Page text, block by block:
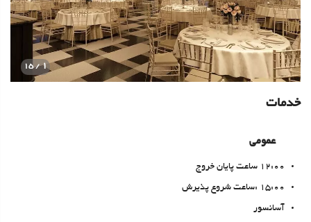
1
/ 15
خدمات
عمومی
12:00 ساعت پایان خروج
15:00 :ساعت شروع پذیرش
آسانسور